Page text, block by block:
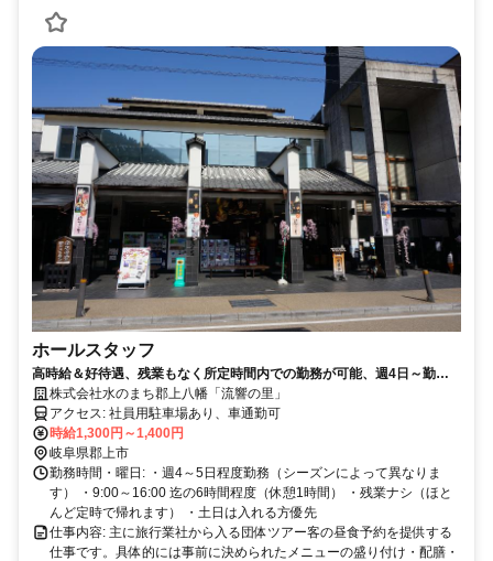
ホールスタッフ
高時給＆好待遇、残業もなく所定時間内での勤務が可能、週4日～勤務
OK株式会社水のまち郡上八幡「流響の里」
アクセス: 社員用駐車場あり、車通勤可
時給1,300円～1,400円
岐阜県郡上市
勤務時間・曜日: ・週4～5日程度勤務（シーズンによって異なりま
す） ・9:00～16:00 迄の6時間程度（休憩1時間） ・残業ナシ（ほと
んど定時で帰れます） ・土日は入れる方優先
仕事内容: 主に旅行業社から入る団体ツアー客の昼食予約を提供する
仕事です。具体的には事前に決められたメニューの盛り付け・配膳・